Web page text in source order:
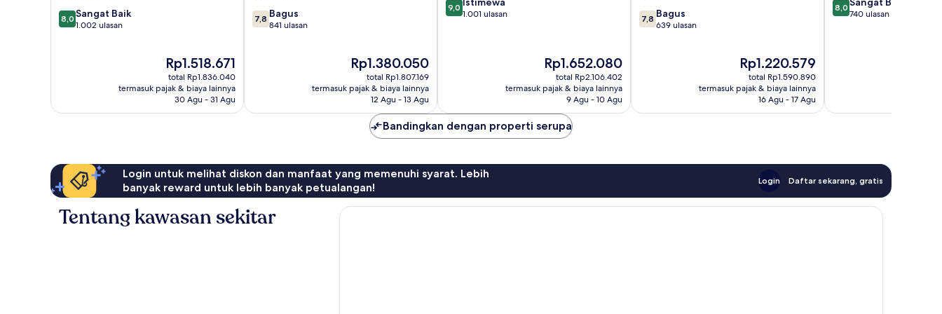
8.0
dari
8,0 Sangat Baik
1.002 ulasan
Harga
sekarang
Rp1.518.671
Rp1.518.671
total Rp1.836.040
termasuk pajak & biaya lainnya
30 Agu - 31 Agu
7.8
dari
7,8 Bagus
841 ulasan
Harga
sekarang
Rp1.380.050
Rp1.380.050
total Rp1.807.169
termasuk pajak & biaya lainnya
12 Agu - 13 Agu
dari
9,0
1.001 ulasan
Harga
sekarang
Rp1.652.080
Rp1.652.080
total Rp2.106.402
termasuk pajak & biaya lainnya
9 Agu - 10 Agu
7.8
dari
7,8 Bagus
639 ulasan
Harga
sekarang
Rp1.220.579
Rp1.220.579
total Rp1.590.890
termasuk pajak & biaya lainnya
16 Agu - 17 Agu
dari
8,0
740 ulasan
Bandingkan dengan properti serupa
Login untuk melihat diskon dan manfaat yang memenuhi syarat. Lebih
banyak reward untuk lebih banyak petualangan!
Login Daftar sekarang, gratis
Tentang kawasan sekitar